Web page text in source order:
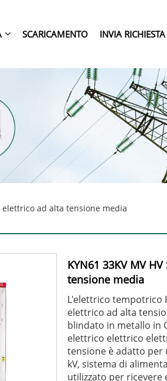
SCARICAMENTO INVIA RICHIESTA
elettrico ad alta tensione media
KYN61 33KV MV
tensione media
L'elettrico tempotrico
elettrico ad alta
blindato in metallo in
elettrico elettrico
tensione è adatto per
kV, sistema di
utilizzato per